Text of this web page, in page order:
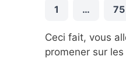
1 … 75
Ceci fait, vous
promener sur